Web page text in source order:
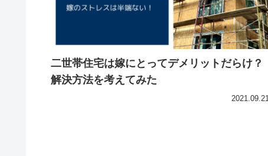
二世帯住宅は嫁にとってデメリットだらけ？
解決方法を考えてみた
2021.09.21